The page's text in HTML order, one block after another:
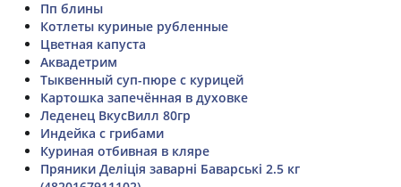
Пп блины
Котлеты куриные рубленные
Цветная капуста
Аквадетрим
Тыквенный суп-пюре с курицей
Картошка запечённая в духовке
Леденец ВкусВилл 80гр
Индейка с грибами
Куриная отбивная в кляре
Пряники Деліція заварні Баварські 2.5 кг